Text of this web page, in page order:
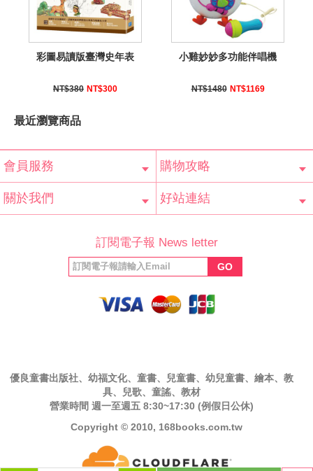
彩圖易讀版臺灣史年表
NT$380 NT$300
小雞妙妙多功能伴唱機
NT$1480 NT$1169
最近瀏覽商品
會員服務
會員辨法
客服信箱
隱私條款
網站導覽
購物攻略
常見問題
購物說明
訂單查詢
關於我們 好站連結
福利協會
絲專頁
訂閱電子報 News letter
GO
優良童書出版社、幼福文化、童書、兒童書、幼兒童書、繪本、教
具、兒歌、童謠、教材
營業時間 週一至週五 8:30~17:30 (例假日公休)
Copyright © 2010, 168books.com.tw